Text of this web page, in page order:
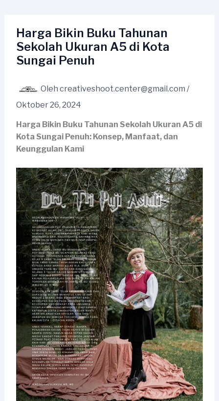
kontenHarga Bikin Buku Tahunan
Sekolah Ukuran A5 di Kota
Sungai Penuh
Oleh creativeshoot.center@gmail.com /
Oktober 26, 2024
Harga Bikin Buku Tahunan Sekolah Ukuran A5 di
Kota Sungai Penuh: Konsep, Manfaat, dan
Keunggulan Kami